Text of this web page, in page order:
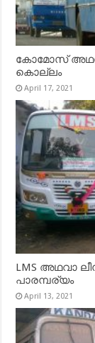
കോമോസ് അഥവാ
കൊല്ലം
April 17, 2021
LMS അഥവാ
പാരമ്പര്യം
April 13, 2021